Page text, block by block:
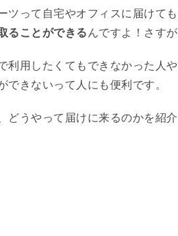
ツって自宅やオフィスに届けて
ることができるんですよ！さす
利用したくてもできなかった人
できないって人にも便利です。
どうやって届けに来るのかを紹介